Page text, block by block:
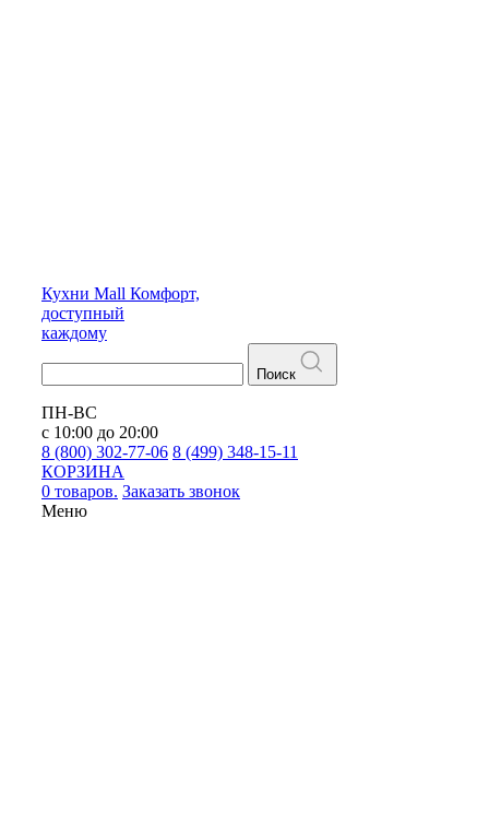
Кухни Mall Комфорт,
доступный
каждому
Поиск
ПН-ВС
с 10:00 до 20:00
8 (800) 302-77-06 8 (499) 348-15-11
КОРЗИНА
0 товаров. Заказать звонок
Меню